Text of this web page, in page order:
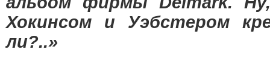
Хокинсом и Уэбстером
ли?..»